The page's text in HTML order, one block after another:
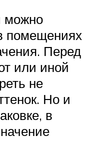
можно
помещениях
Перед
или иной
не
Но и
в